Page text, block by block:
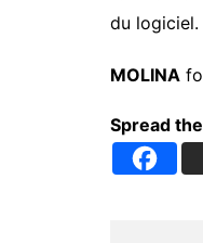
du logiciel.
MOLINA
Spread